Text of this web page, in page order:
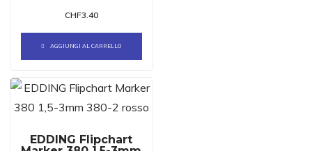
CHF3.40
AGGIUNGI AL CARRELLO
EDDING Flipchart